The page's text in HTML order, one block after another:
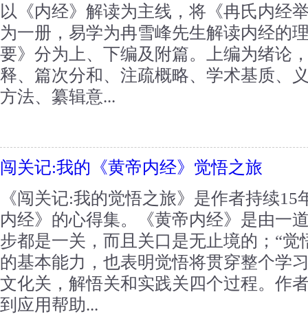
以《内经》解读为主线，将《冉氏内经
为一册，易学为冉雪峰先生解读内经的
要》分为上、下编及附篇。上编为绪论
释、篇次分和、注疏概略、学术基质、
方法、纂辑意...
闯关记:我的《黄帝内经》觉悟之旅
《闯关记:我的觉悟之旅》是作者持续
内经》的心得集。《黄帝内经》是由一
步都是一关，而且关口是无止境的；“觉
的基本能力，也表明觉悟将贯穿整个学
文化关，解悟关和实践关四个过程。作
到应用帮助...